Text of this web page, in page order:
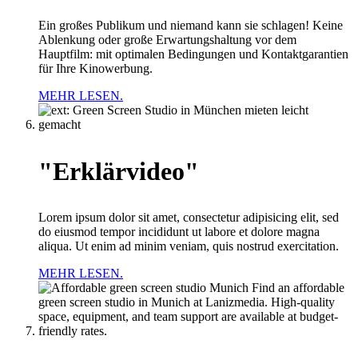
Ein großes Publikum und niemand kann sie schlagen! Keine
Ablenkung oder große Erwartungshaltung vor dem
Hauptfilm: mit optimalen Bedingungen und Kontaktgarantien
für Ihre Kinowerbung.
MEHR LESEN.
"Erklärvideo"
Lorem ipsum dolor sit amet, consectetur adipisicing elit, sed
do eiusmod tempor incididunt ut labore et dolore magna
aliqua. Ut enim ad minim veniam, quis nostrud exercitation.
MEHR LESEN.